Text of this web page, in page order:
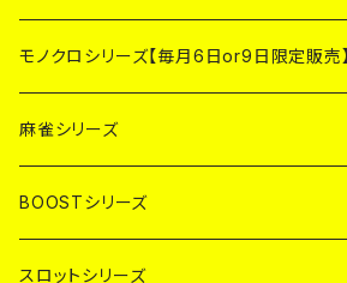
モノクロシリーズ【毎月6日or9日限定販売】
麻雀シリーズ
BOOSTシリーズ
スロットシリーズ